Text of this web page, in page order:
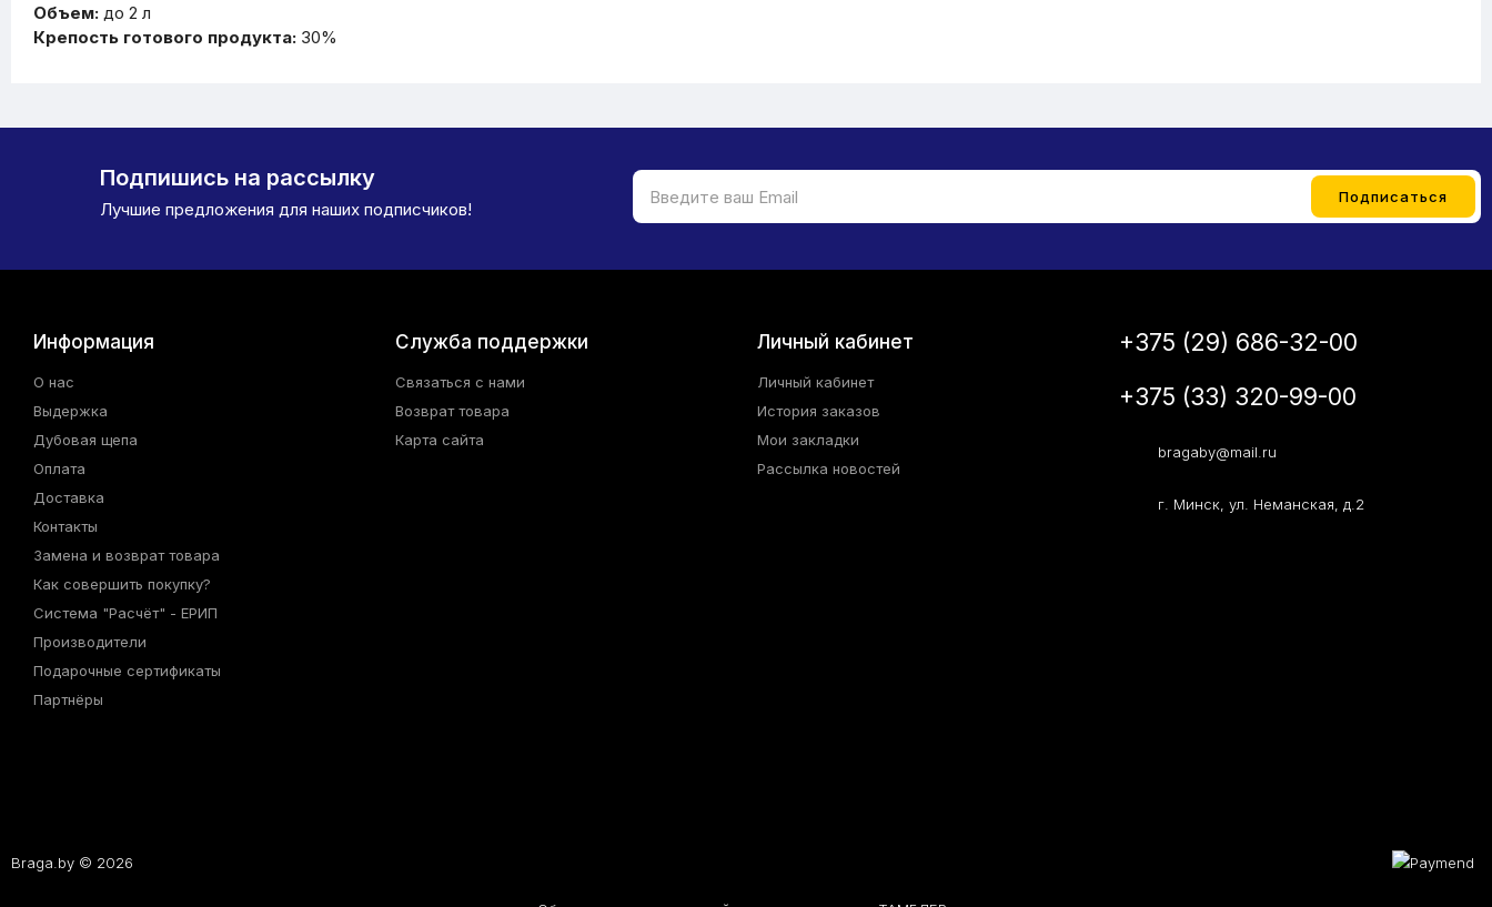
Объем: до 2 л
Крепость готового продукта: 30%
Подпишись на рассылку
Лучшие предложения для наших подписчиков!
Информация
О нас
Выдержка
Дубовая щепа
Оплата
Доставка
Контакты
Замена и возврат товара
Как совершить покупку?
Система "Расчёт" - ЕРИП
Производители
Подарочные сертификаты
Партнёры
Служба поддержки
Связаться с нами
Возврат товара
Карта сайта
Личный кабинет
Личный кабинет
История заказов
Мои закладки
Рассылка новостей
+375 (29) 686-32-00
+375 (33) 320-99-00
bragaby@mail.ru
г. Минск, ул. Неманская, д.2
Braga.by © 2026